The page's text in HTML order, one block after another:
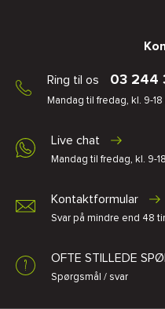
Ring til os 03 244
Mandag til fredag, kl. 9-18
Live chat
Mandag til fredag, kl. 9-18
Kontaktformular
Svar på mindre end 48
OFTE STILLEDE
Spørgsmål / svar